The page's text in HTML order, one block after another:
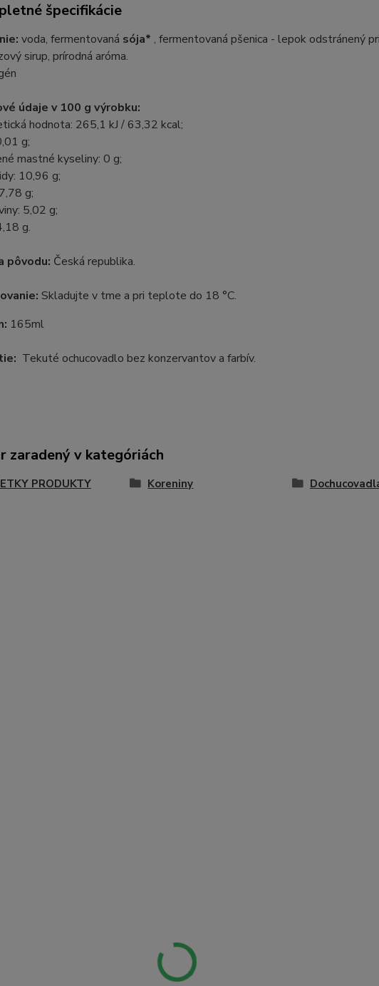
špecifikácie
voda, fermentovaná sója* , fermentovaná pšenica - lepok odstránený
sirup, prírodná aróma.
údaje v 100 g výrobku:
hodnota: 265,1 kJ / 63,32 kcal;
g;
mastné kyseliny: 0 g;
10,96 g;
g;
5,02 g;
g.
pôvodu: Česká republika.
Skladujte v tme a pri teplote do 18 °C.
165ml
Tekuté ochucovadlo bez konzervantov a farbív.
zaradený v kategóriách
PRODUKTY Koreniny